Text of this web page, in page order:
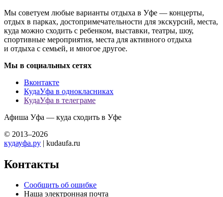
Мы советуем любые варианты отдыха в Уфе — концерты,
отдых в парках, достопримечательности для экскурсий, места,
куда можно сходить с ребенком, выставки, театры, шоу,
спортивные мероприятия, места для активного отдыха
и отдыха с семьей, и многое другое.
Мы в социальных сетях
Вконтакте
КудаУфа в однокласниках
КудаУфа в телеграме
Афиша Уфа — куда сходить в Уфе
© 2013–2026
кудауфа.ру | kudaufa.ru
Контакты
Сообщить об ошибке
Наша электронная почта